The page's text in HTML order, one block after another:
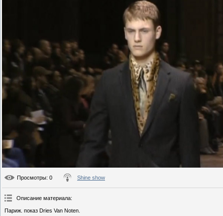
Просмотры: 0 Shine show
Описание материала:
Париж. показ Dries Van Noten.